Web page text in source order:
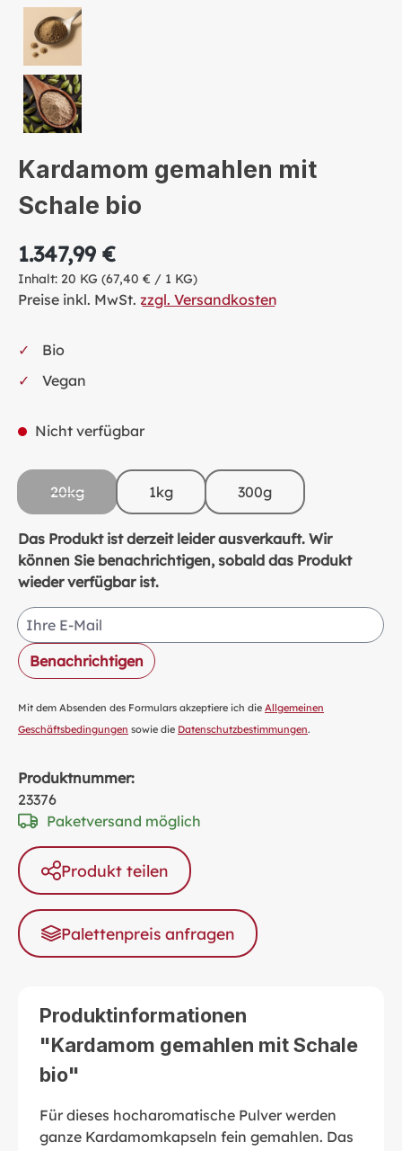
Kardamom gemahlen mit
Schale bio
1.347,99 €
Inhalt: 20 KG (67,40 € / 1 KG)
Preise inkl. MwSt. zzgl. Versandkosten
Bio
Vegan
Nicht verfügbar
20kg 1kg 300g
Das Produkt ist derzeit leider ausverkauft. Wir
können Sie benachrichtigen, sobald das Produkt
wieder verfügbar ist.
Ihre E-Mail
Benachrichtigen
Mit dem Absenden des Formulars akzeptiere ich die Allgemeinen
Geschäftsbedingungen sowie die Datenschutzbestimmungen.
Produktnummer:
23376
Paketversand möglich
Produkt teilen
Palettenpreis anfragen
Produktinformationen
"Kardamom gemahlen mit Schale
bio"
Für dieses hocharomatische Pulver werden
ganze Kardamomkapseln fein gemahlen. Das